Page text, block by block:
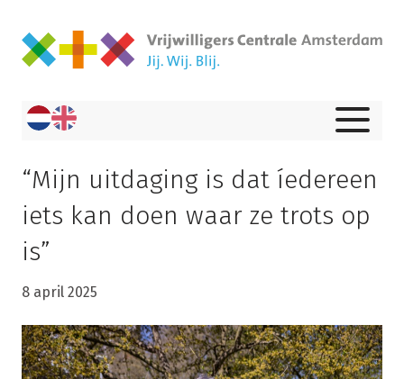
“Mijn uitdaging is dat íedereen
iets kan doen waar ze trots op
is”
8 april 2025